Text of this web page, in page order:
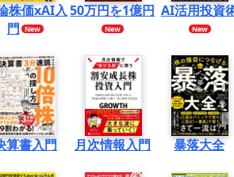
株価xAI入
門
50万円を1億円 AI活用投資
算書入門 月次情報入門 暴落大全